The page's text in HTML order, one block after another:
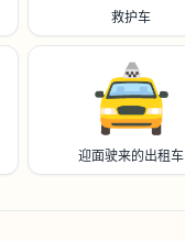
救护车
🚖
迎面驶来的出租车